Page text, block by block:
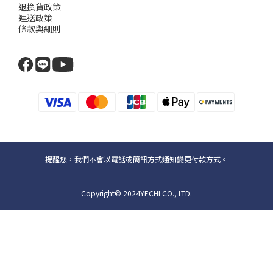
退換貨政策
運送政策
條款與細則
提醒您，我們不會以電話或簡訊方式通知變更付款方式。
Copyright© 2024YECHI CO., LTD.